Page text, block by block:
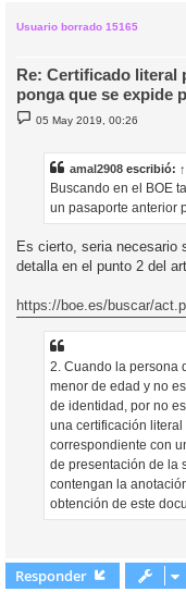
Usuario borrado 15165
Re: Certificado literal
ponga que se expide
M
e
05 May 2019, 00:26
amal2908 escribió: ↑
Buscando en el BOE
un pasaporte anterior
Es cierto, seria necesario
detalla en el punto 2 del
https://boe.es/buscar/
2. Cuando la persona
menor de edad y no
de identidad, por no
una certificación
correspondiente con
de presentación de la
contengan la
obtención de este
Responder